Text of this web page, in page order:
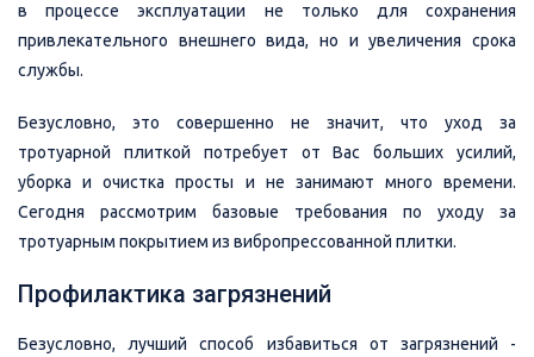
в процессе эксплуатации не только для сохранения
привлекательного внешнего вида, но и увеличения срока
службы.
Безусловно, это совершенно не значит, что уход за
тротуарной плиткой потребует от Вас больших усилий,
уборка и очистка просты и не занимают много времени.
Сегодня рассмотрим базовые требования по уходу за
тротуарным покрытием из вибропрессованной плитки.
Профилактика загрязнений
Безусловно, лучший способ избавиться от загрязнений -